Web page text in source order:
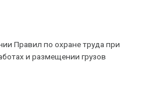
Правил по охране труда при
и размещении грузов